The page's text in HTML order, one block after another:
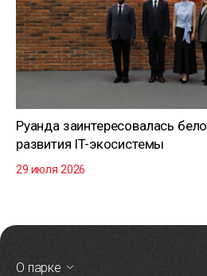
Руанда заинтересовалась
развития IT-экосистемы
29 июля 2026
О парке